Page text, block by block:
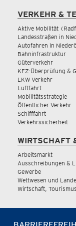
VERKEHR &
Aktive Mobilität
Landesstraßen in
Autofahren in
Bahninfrastruktur
Güterverkehr
KFZ-Überprüfung &
LKW Verkehr
Luftfahrt
Mobilitätsstrategie
Öffentlicher Verkehr
Schifffahrt
Verkehrssicherheit
WIRTSCHAFT
Arbeitsmarkt
Ausschreibungen &
Gewerbe
Wettwesen und
Wirtschaft,